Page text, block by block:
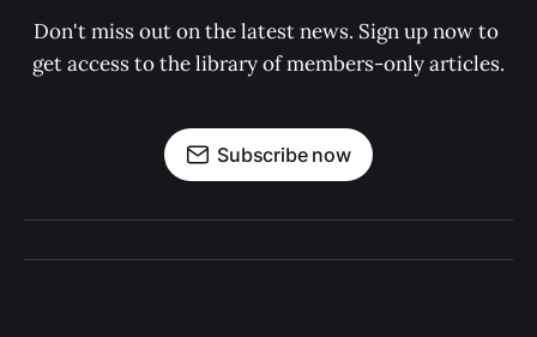
Don't miss out on the latest news. Sign up now to
get access to the library of members-only articles.
Subscribe now